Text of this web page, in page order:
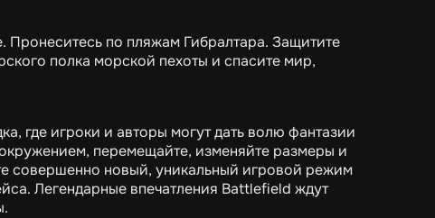
Пронеситесь по пляжам Гибралтара. Защитите
полка морской пехоты и спасите мир,
где игроки и авторы могут дать волю фантазии
перемещайте, изменяйте размеры и
совершенно новый, уникальный игровой режим
Легендарные впечатления Battlefield ждут